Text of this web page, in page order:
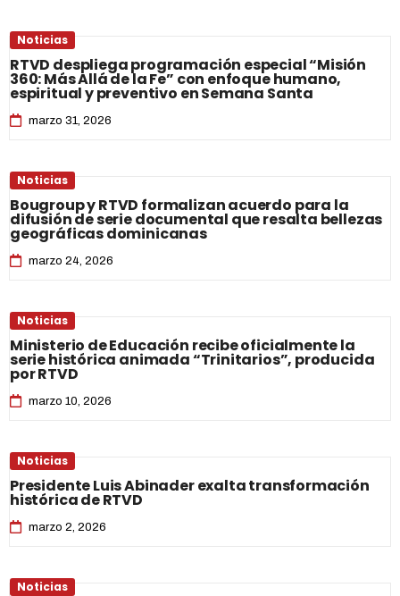
Noticias
RTVD despliega programación especial “Misión
360: Más Allá de la Fe” con enfoque humano,
espiritual y preventivo en Semana Santa
marzo 31, 2026
Noticias
Bougroup y RTVD formalizan acuerdo para la
difusión de serie documental que resalta bellezas
geográficas dominicanas
marzo 24, 2026
Noticias
Ministerio de Educación recibe oficialmente la
serie histórica animada “Trinitarios”, producida
por RTVD
marzo 10, 2026
Noticias
Presidente Luis Abinader exalta transformación
histórica de RTVD
marzo 2, 2026
Noticias